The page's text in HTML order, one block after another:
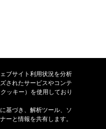
ード。実際に製品をお使いいた
さい。
ロード
ブサイト利用状況を分析
されたサービスやコンテ
ッキー）を使用しており
に基づき、解析ツール、ソ
ーと情報を共有します。